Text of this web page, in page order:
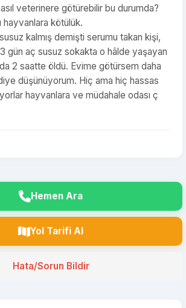
veterinere götürebilir bu durumda?
hayvanlara kötülük.
kalmış demişti serumu takan kişi,
gün aç susuz sokakta o hâlde yaşayan
2 saatte öldü. Evime götürsem daha
düşünüyorum. Hiç ama hiç hassas
hayvanlara ve müdahale odası ç
Hemen Ara
Yol Tarifi Al
Hata/Sorun Bildir